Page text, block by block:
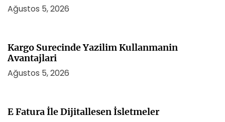
Ağustos 5, 2026
Kargo Surecinde Yazilim Kullanmanin
Avantajlari
Ağustos 5, 2026
E Fatura İle Dijitallesen İsletmeler